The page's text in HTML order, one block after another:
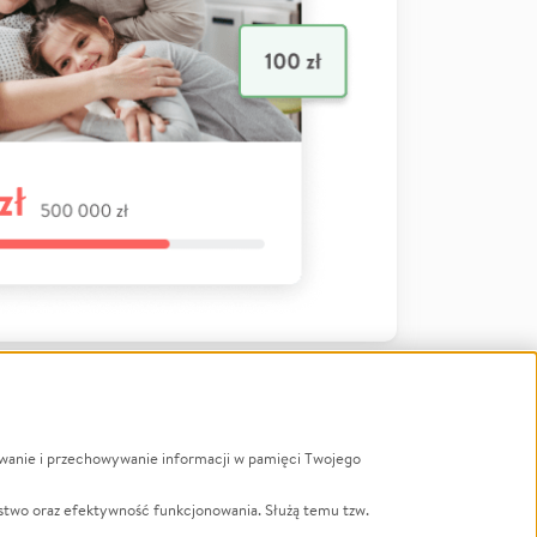
LGBTQ+
i przechowywanie informacji w pamięci Twojego
oraz efektywność funkcjonowania. Służą temu tzw.